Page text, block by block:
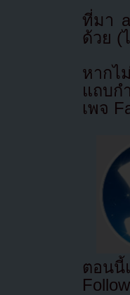
ที่มา
ด้วย (
หากไ
แถบก
เพจ
ตอนนี้